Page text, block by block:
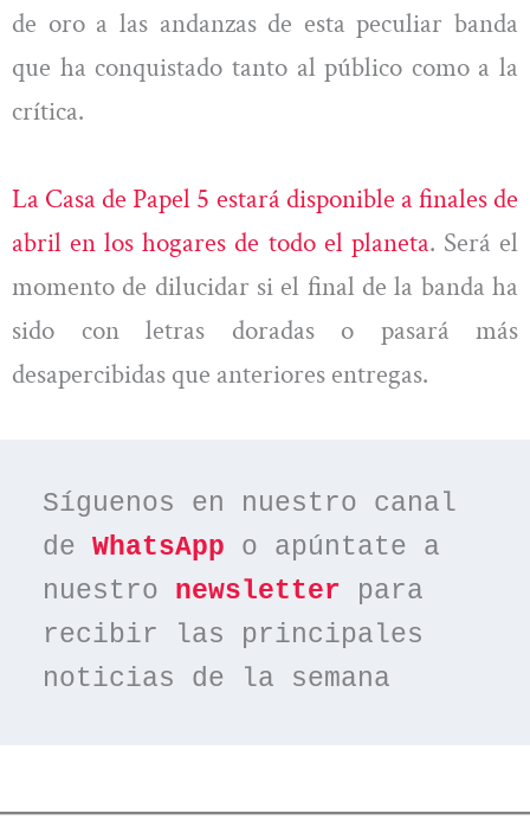
de oro a las andanzas de esta peculiar banda
que ha conquistado tanto al público como a la
crítica.
La Casa de Papel 5 estará disponible a finales de
abril en los hogares de todo el planeta. Será el
momento de dilucidar si el final de la banda ha
sido con letras doradas o pasará más
desapercibidas que anteriores entregas.
Síguenos en nuestro canal
de WhatsApp o apúntate a
nuestro newsletter para
recibir las principales
noticias de la semana